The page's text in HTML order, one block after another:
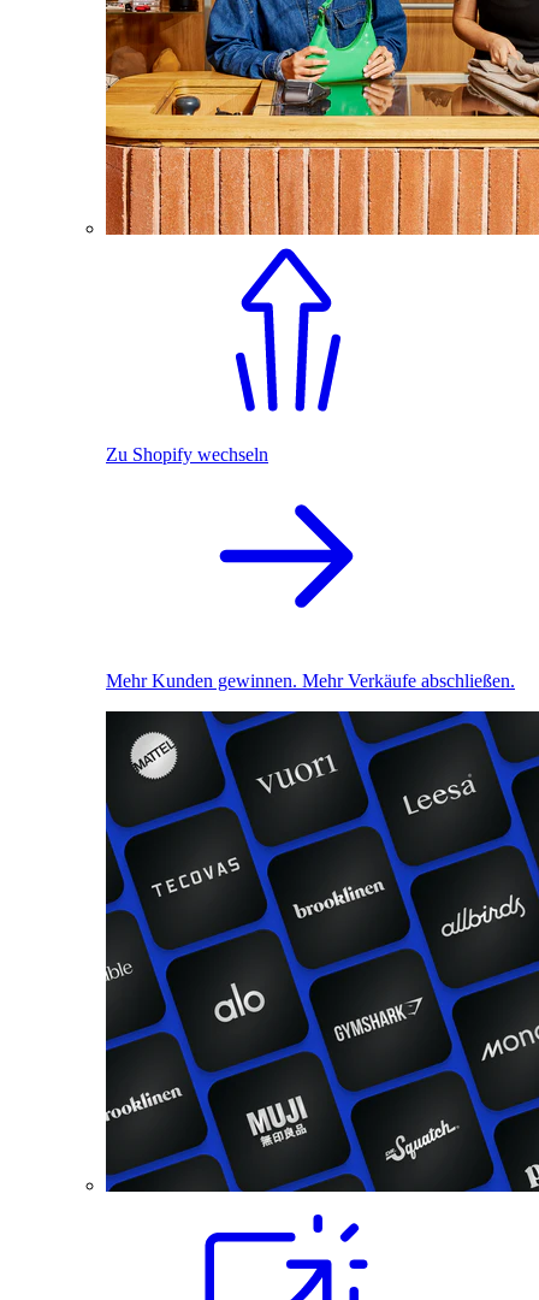
Zu Shopify wechseln
Mehr Kunden gewinnen. Mehr Verkäufe abschließen.